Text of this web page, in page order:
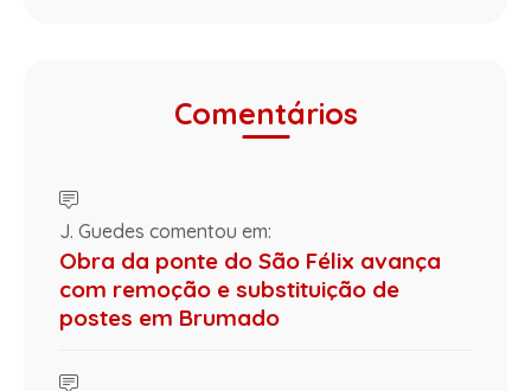
Comentários
J. Guedes comentou em:
Obra da ponte do São Félix avança
com remoção e substituição de
postes em Brumado